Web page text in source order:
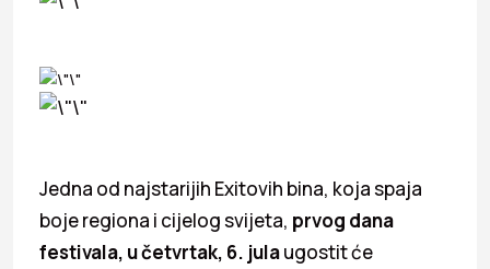
Jedna od najstarijih Exitovih bina, koja spaja
boje regiona i cijelog svijeta, prvog dana
festivala, učetvrtak, 6. julaugostit će